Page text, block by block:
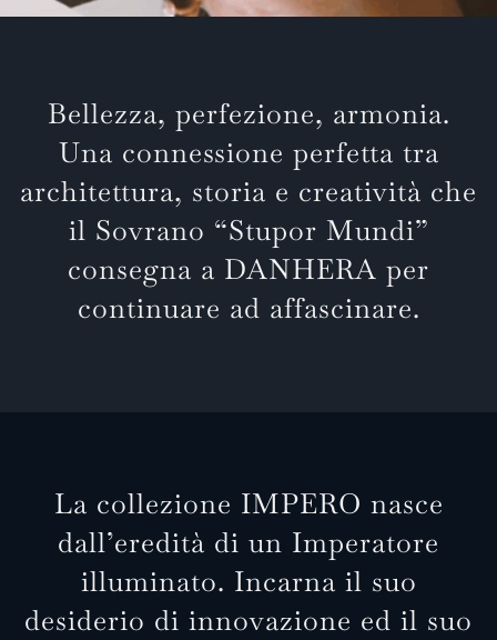
Bellezza, perfezione, armonia.
Una connessione perfetta tra
architettura, storia e creatività che
il Sovrano “Stupor Mundi”
consegna a DANHERA per
continuare ad affascinare.
La collezione IMPERO nasce
dall’eredità di un Imperatore
illuminato. Incarna il suo
desiderio di innovazione ed il suo